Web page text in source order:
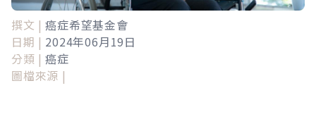
撰文 | 癌症希望基金會
日期 | 2024年06月19日
分類 | 癌症
圖檔來源 |